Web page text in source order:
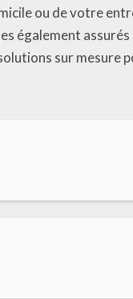
ou de votre
également
sur mesure